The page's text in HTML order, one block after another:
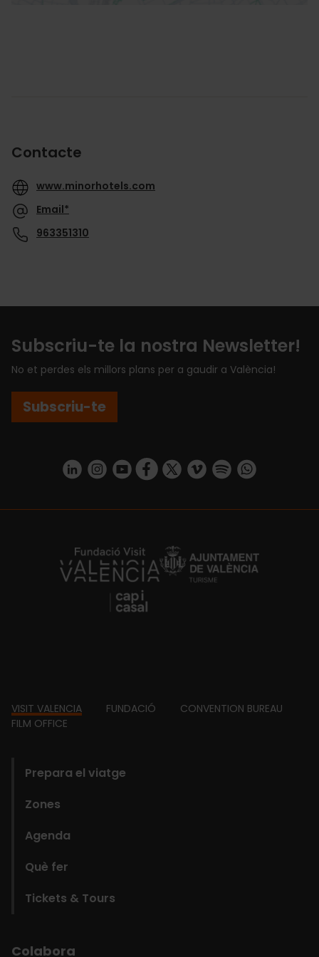
Contacte
www.minorhotels.com
Email*
963351310
Subscriu-te la nostra Newsletter!
No et perdes els millors plans per a gaudir a València!
Subscriu-te
https://www.linkedin.com/company/turismo-valencia/mycompany/
https://www.instagram.com/visit_valencia/
https://www.youtube.com/user/
https://www.facebook.com/
https://twitter.com/
https://vimeo.com/
https://https://api.whatsapp.com/
https://fundacion.visitvalencia.com/
Footer
VISIT VALENCIA FUNDACIÓ
CONVENTION BUREAU
FILM OFFICE
Prepara el viatge
Zones
Agenda
Què fer
Tickets & Tours
Colabora